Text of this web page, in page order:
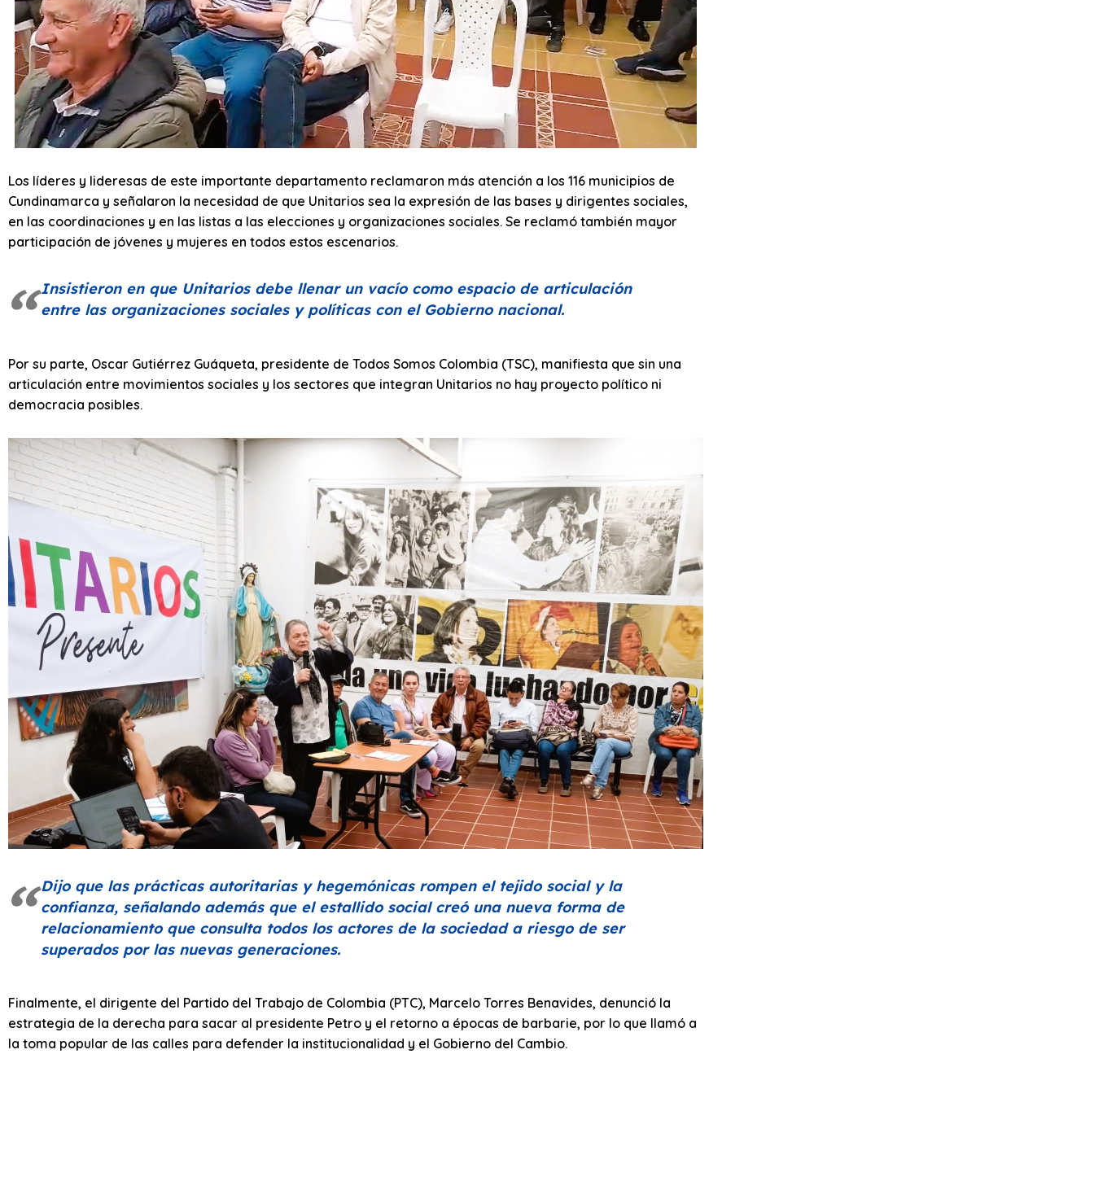
Los líderes y lideresas de este importante departamento reclamaron más atención a los 116 municipios de
Cundinamarca y señalaron la necesidad de que Unitarios sea la expresión de las bases y dirigentes sociales,
en las coordinaciones y en las listas a las elecciones y organizaciones sociales. Se reclamó también mayor
participación de jóvenes y mujeres en todos estos escenarios.
Insistieron en que Unitarios debe llenar un vacío como espacio de articulación
entre las organizaciones sociales y políticas con el Gobierno nacional.
Por su parte, Oscar Gutiérrez Guáqueta, presidente de Todos Somos Colombia (TSC), manifiesta que sin una
articulación entre movimientos sociales y los sectores que integran Unitarios no hay proyecto político ni
democracia posibles.
Dijo que las prácticas autoritarias y hegemónicas rompen el tejido social y la
confianza, señalando además que el estallido social creó una nueva forma de
relacionamiento que consulta todos los actores de la sociedad a riesgo de ser
superados por las nuevas generaciones.
Finalmente, el dirigente del Partido del Trabajo de Colombia (PTC), Marcelo Torres Benavides, denunció la
estrategia de la derecha para sacar al presidente Petro y el retorno a épocas de barbarie, por lo que llamó a
la toma popular de las calles para defender la institucionalidad y el Gobierno del Cambio.